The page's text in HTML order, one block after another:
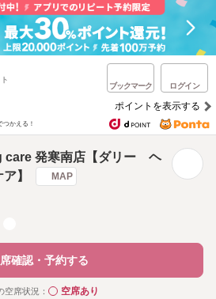
ブックマーク ログイン
ポイントを表示する
つかえる！
care 発寒南店【ダリー ヘ
】
MAP
確認・予約する
空席状況： ◯空席あり